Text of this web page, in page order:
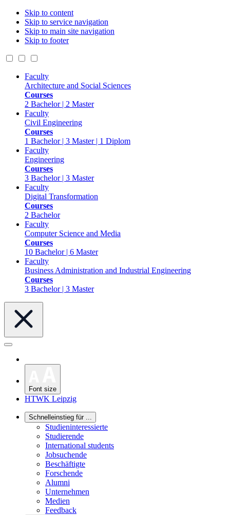
Skip to content
Skip to service navigation
Skip to main site navigation
Skip to footer
Faculty
Architecture and Social Sciences
Courses
2 Bachelor | 2 Master
Faculty
Civil Engineering
Courses
1 Bachelor | 3 Master | 1 Diplom
Faculty
Engineering
Courses
3 Bachelor | 3 Master
Faculty
Digital Transformation
Courses
2 Bachelor
Faculty
Computer Science and Media
Courses
10 Bachelor | 6 Master
Faculty
Business Administration and Industrial Engineering
Courses
3 Bachelor | 3 Master
Font size
HTWK Leipzig
Schnelleinstieg für ...
Studieninteressierte
Studierende
International students
Jobsuchende
Beschäftigte
Forschende
Alumni
Unternehmen
Medien
Feedback